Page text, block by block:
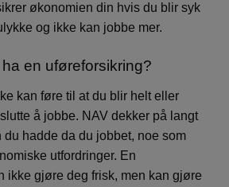
økonomien din hvis du blir syk
og ikke kan jobbe mer.
en uføreforsikring?
kan føre til at du blir helt eller
å jobbe. NAV dekker på langt
hadde da du jobbet, noe som
utfordringer. En
ikke gjøre deg frisk, men kan gjøre
Googles